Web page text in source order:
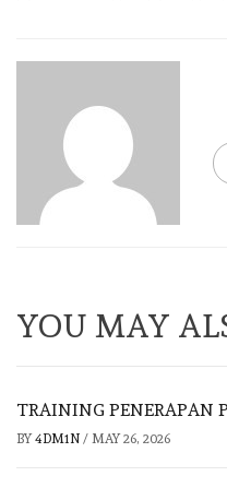
YOU MAY
TRAINING PENERAPAN
BY 4DM1N / MAY 26, 2026